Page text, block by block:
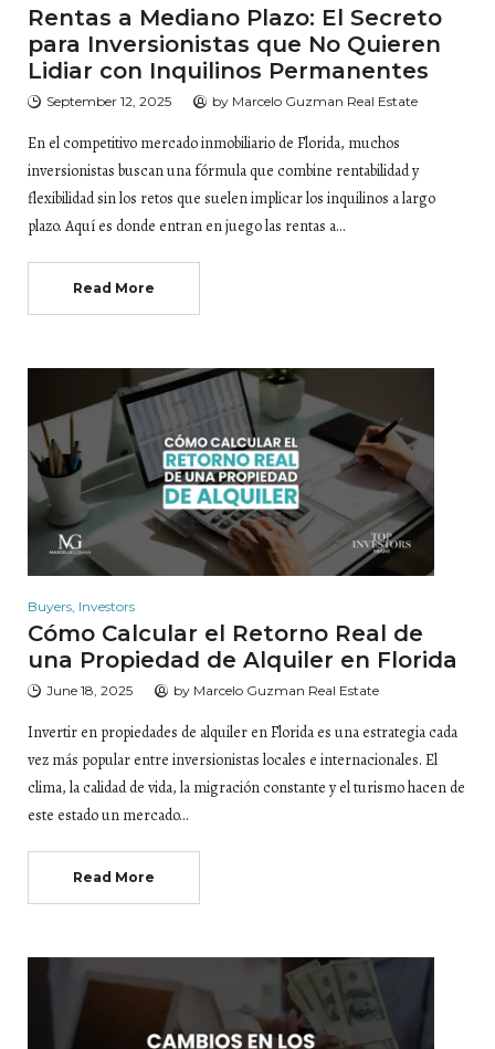
Rentas a Mediano Plazo: El Secreto
para Inversionistas que No Quieren
Lidiar con Inquilinos Permanentes
September 12, 2025 by Marcelo Guzman Real Estate
En el competitivo mercado inmobiliario de Florida, muchos
inversionistas buscan una fórmula que combine rentabilidad y
flexibilidad sin los retos que suelen implicar los inquilinos a largo
plazo. Aquí es donde entran en juego las rentas a…
Read More
Buyers, Investors
Cómo Calcular el Retorno Real de
una Propiedad de Alquiler en Florida
June 18, 2025 by Marcelo Guzman Real Estate
Invertir en propiedades de alquiler en Florida es una estrategia cada
vez más popular entre inversionistas locales e internacionales. El
clima, la calidad de vida, la migración constante y el turismo hacen de
este estado un mercado…
Read More